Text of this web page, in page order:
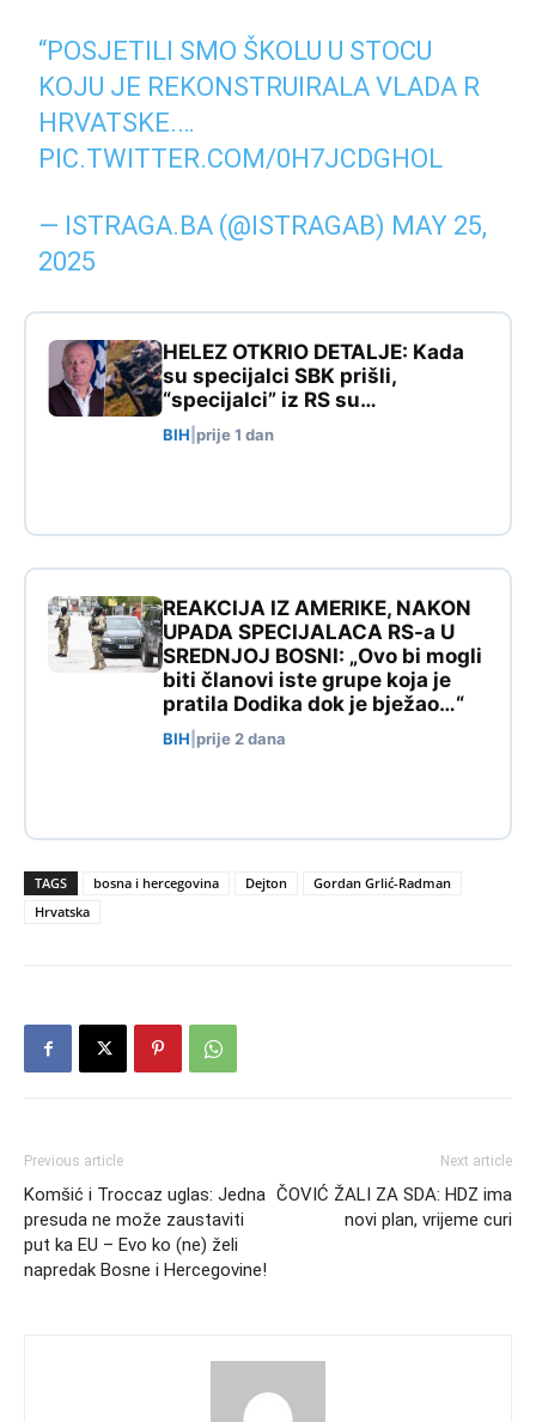
“POSJETILI SMO ŠKOLU U STOCU
KOJU JE REKONSTRUIRALA VLADA R
HRVATSKE.…
PIC.TWITTER.COM/0H7JCDGHOL
— ISTRAGA.BA (@ISTRAGAB) MAY 25,
2025
HELEZ OTKRIO DETALJE: Kada
su specijalci SBK prišli,
“specijalci” iz RS su…
BIH prije 1 dan
REAKCIJA IZ AMERIKE, NAKON
UPADA SPECIJALACA RS-a U
SREDNJOJ BOSNI: „Ovo bi mogli
biti članovi iste grupe koja je
pratila Dodika dok je bježao…“
BIH prije 2 dana
TAGS bosna i hercegovina Dejton
Gordan Grlić-Radman
Hrvatska
Previous article
Komšić i Troccaz uglas: Jedna
presuda ne može zaustaviti
put ka EU – Evo ko (ne) želi
napredak Bosne i Hercegovine!
Next article
ČOVIĆ ŽALI ZA SDA: HDZ ima
novi plan, vrijeme curi